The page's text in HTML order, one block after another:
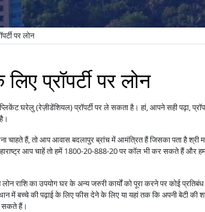
पर लोन
प्रॉपर्टी पर लोन
घरेलु (रेज़ीडेंशियल) प्रॉपर्टी पर ले सकता है। हां, आपने सही पढ़ा,
चाहते हैं, तो आप आवास बदलापुर ब्रांच में आमंत्रित हैं जिसका पता है श्री
आप चाहें तो हमें 1800-20-888-20 पर कॉल भी कर सकते हैं और
लोन राशि का उपयोग घर के अन्य जरुरी कार्यों को पूरा करने पर कोई
में बच्चे की पढ़ाई के लिए फीस देने के लिए या यहां तक कि अपनी बेटी की
सकते हैं।